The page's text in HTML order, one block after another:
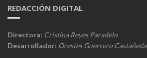
REDACCIÓN DIGITAL
Directora: Cristina Reyes Paradelo
Desarrollador: Orestes Guerrero Castañeda